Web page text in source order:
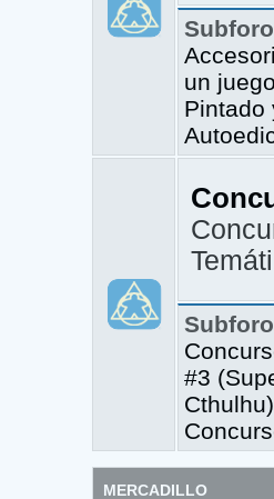
un
Pintado
#3
Cthulhu)
MERCADILLO